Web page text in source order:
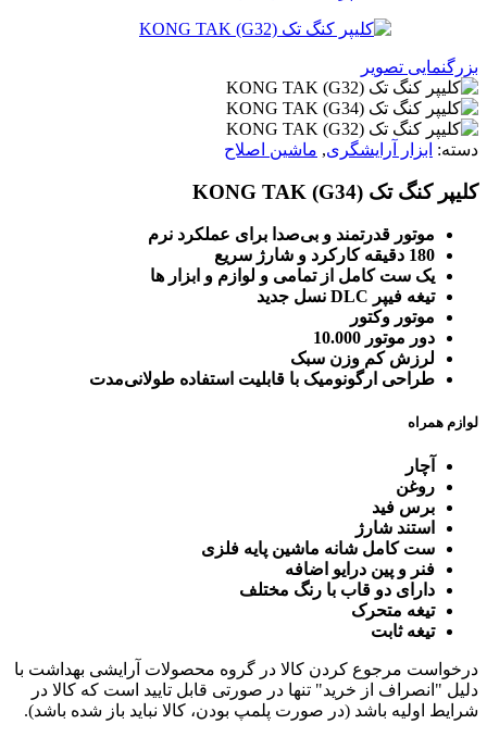
بزرگنمایی تصویر
دسته: ابزار آرایشگری, ماشین اصلاح
کلیپر کنگ تک KONG TAK (G34)
موتور قدرتمند و بی‌صدا برای عملکرد نرم
180 دقیقه کارکرد و شارژ سریع
یک ست کامل از تمامی و لوازم و ابزار ها
تیغه فیپر DLC نسل جدید
موتور وکتور
دور موتور 10.000
لرزش کم وزن سبک
طراحی ارگونومیک با قابلیت استفاده طولانی‌مدت
لوازم همراه
آچار
روغن
برس فید
استند شارژ
ست کامل شانه ماشین پایه فلزی
فنر و پین درایو اضافه
دارای دو قاب با رنگ مختلف
تیغه متحرک
تیغه ثابت
درخواست مرجوع کردن کالا در گروه محصولات آرایشی بهداشت با
دلیل "انصراف از خرید" تنها در صورتی قابل تایید است که کالا در
شرایط اولیه باشد (در صورت پلمپ بودن، کالا نباید باز شده باشد).